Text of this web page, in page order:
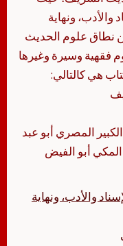
ونهاية
نطاق علوم الحديث
فقهية وسيرة وغيرها
هي كالتالي:
المصري أبو عبد
أبو الفيض
والأدب، ونهاية